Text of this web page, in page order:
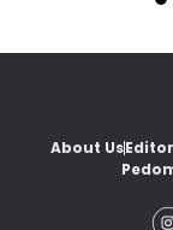
About Us